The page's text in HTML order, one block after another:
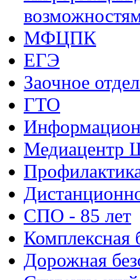
МФЦПК
ЕГЭ
Заочное
ГТО
СПО - 85 лет
Комплексная
Дорожная